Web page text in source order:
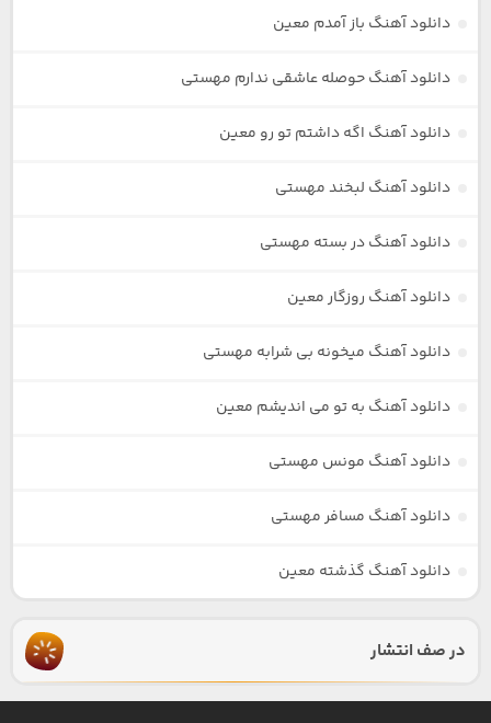
دانلود آهنگ باز آمدم معین
دانلود آهنگ حوصله عاشقی ندارم مهستی
دانلود آهنگ اگه داشتم تو رو معین
دانلود آهنگ لبخند مهستی
دانلود آهنگ در بسته مهستی
دانلود آهنگ روزگار معین
دانلود آهنگ میخونه بی شرابه مهستی
دانلود آهنگ به تو می اندیشم معین
دانلود آهنگ مونس مهستی
دانلود آهنگ مسافر مهستی
دانلود آهنگ گذشته معین
در صف انتشار